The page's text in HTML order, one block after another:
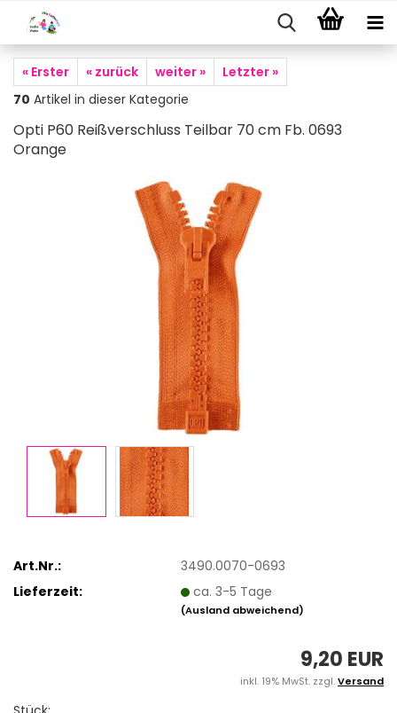
« Erster « zurück weiter »
Letzter »
70 Artikel in dieser Kategorie
Opti P60 Reißverschluss Teilbar 70 cm Fb. 0693
Orange
Art.Nr.:
3490.0070-0693
Lieferzeit:
ca. 3-5 Tage
(Ausland abweichend)
9,20 EUR
inkl. 19% MwSt. zzgl.Versand